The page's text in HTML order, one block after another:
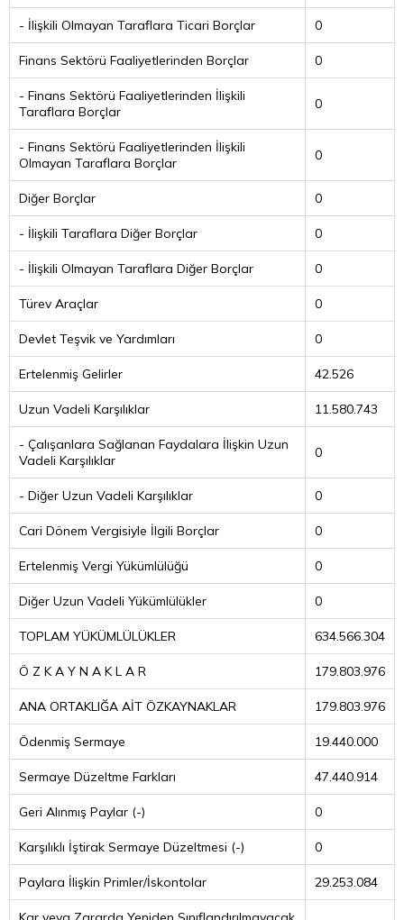
- İlişkili Olmayan Taraflara Ticari Borçlar 0
Finans Sektörü Faaliyetlerinden Borçlar 0
- Finans Sektörü Faaliyetlerinden İlişkili
Taraflara Borçlar
0
- Finans Sektörü Faaliyetlerinden İlişkili
Olmayan Taraflara Borçlar
0
Diğer Borçlar 0
- İlişkili Taraflara Diğer Borçlar 0
- İlişkili Olmayan Taraflara Diğer Borçlar 0
Türev Araçlar 0
Devlet Teşvik ve Yardımları 0
Ertelenmiş Gelirler 42.526
Uzun Vadeli Karşılıklar 11.580.743
- Çalışanlara Sağlanan Faydalara İlişkin Uzun
Vadeli Karşılıklar
0
- Diğer Uzun Vadeli Karşılıklar 0
Cari Dönem Vergisiyle İlgili Borçlar 0
Ertelenmiş Vergi Yükümlülüğü 0
Diğer Uzun Vadeli Yükümlülükler 0
TOPLAM YÜKÜMLÜLÜKLER 634.566.304
Ö Z K A Y N A K L A R 179.803.976
ANA ORTAKLIĞA AİT ÖZKAYNAKLAR 179.803.976
Ödenmiş Sermaye 19.440.000
Sermaye Düzeltme Farkları 47.440.914
Geri Alınmış Paylar (-) 0
Karşılıklı İştirak Sermaye Düzeltmesi (-) 0
Paylara İlişkin Primler/İskontolar 29.253.084